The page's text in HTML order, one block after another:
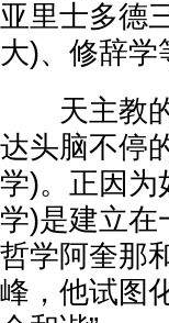
亚里士多德
大)、修辞学
天主教的
达头脑不停
学)。正因为
学)是建立在
哲学阿奎那
峰，他试图